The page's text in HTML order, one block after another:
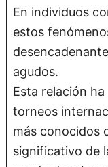
En individuos
estos
agudos.
Esta relación
torneos
más conocidos
significativo de